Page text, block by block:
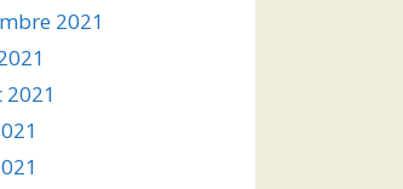
2021